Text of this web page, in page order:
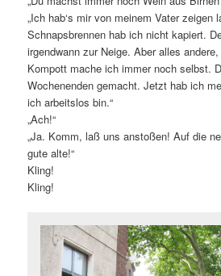
„Ich hab‘s mir von meinem Vater zeigen
Schnapsbrennen hab ich nicht kapiert.
irgendwann zur Neige. Aber alles
Kompott mache ich immer noch selbst.
Wochenenden gemacht. Jetzt hab ich
ich arbeitslos bin.“
„Ach!“
„Ja. Komm, laß uns anstoßen! Auf die
gute alte!“
Kling!
Kling!